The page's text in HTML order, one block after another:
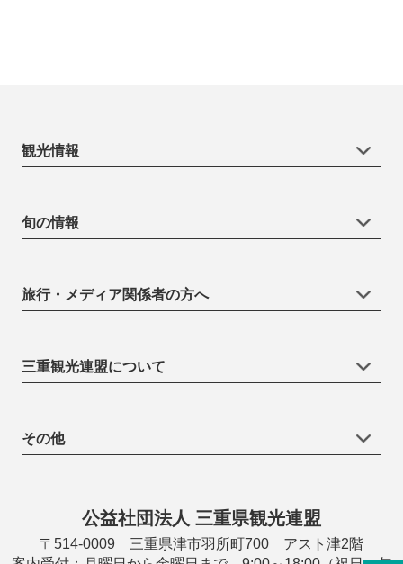
観光情報
旬の情報
旅行・メディア関係者の方へ
三重観光連盟について
その他
公益社団法人 三重県観光連盟
〒514-0009 三重県津市羽所町700 アスト津2階